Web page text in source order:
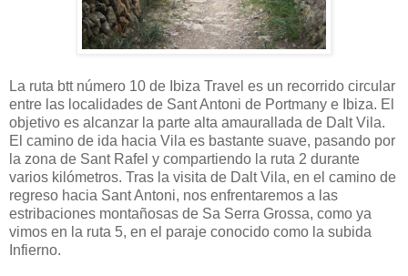
La ruta btt número 10 de Ibiza Travel es un recorrido circular
entre las localidades de Sant Antoni de Portmany e Ibiza. El
objetivo es alcanzar la parte alta amaurallada de Dalt Vila.
El camino de ida hacia Vila es bastante suave, pasando por
la zona de Sant Rafel y compartiendo la ruta 2 durante
varios kilómetros. Tras la visita de Dalt Vila, en el camino de
regreso hacia Sant Antoni, nos enfrentaremos a las
estribaciones montañosas de Sa Serra Grossa, como ya
vimos en la ruta 5, en el paraje conocido como la subida
Infierno.